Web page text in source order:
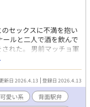
セックスに不満を抱い
ルと二人で酒を飲んで
れた。 男前マッチョ軍
！ ※ムーンライトノベ
新日 2026.4.13 登録日 2026.4.13
愛い系
背面駅弁